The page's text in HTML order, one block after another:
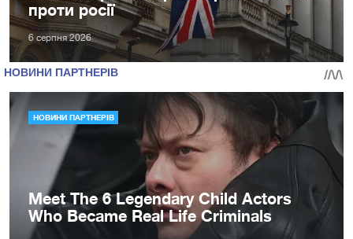
проти росії
6 серпня 2026